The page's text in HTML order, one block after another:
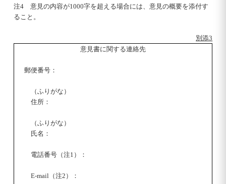
注4 意見の内容が1000字を超える場合には、意見の概要を添付す
ること。
別添3
意見書に関する連絡先
郵便番号：
（ふりがな）
住所：
（ふりがな）
氏名：
電話番号（注1）：
E-mail（注2）：